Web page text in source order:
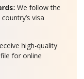
We follow the
visa
high-quality
for online